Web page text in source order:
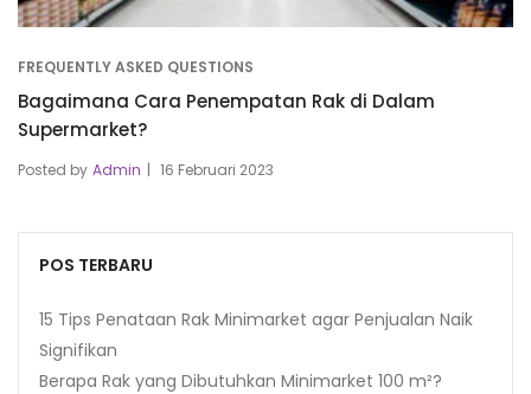
FREQUENTLY ASKED QUESTIONS
Bagaimana Cara Penempatan Rak di Dalam
Supermarket?
Posted by Admin 16 Februari 2023
POS TERBARU
15 Tips Penataan Rak Minimarket agar Penjualan Naik
Signifikan
Berapa Rak yang Dibutuhkan Minimarket 100 m²?